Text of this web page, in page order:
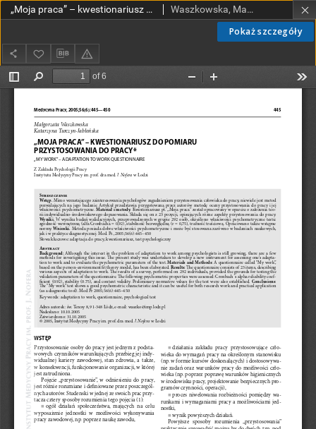
Pokaż szczegóły
„Moja praca” – kwestionariusz do pomiaru przystosowania do pracy Waszkowska, Małgorzata; Turczyn-Jabłońska, Katarzyna